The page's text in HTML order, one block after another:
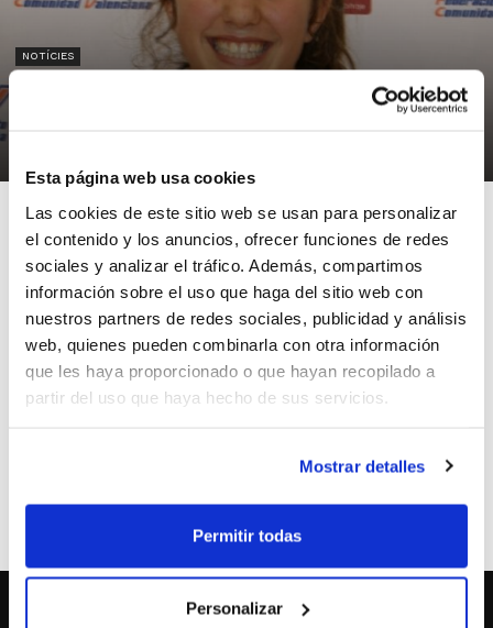
Esta página web usa cookies
Las cookies de este sitio web se usan para personalizar
el contenido y los anuncios, ofrecer funciones de redes
sociales y analizar el tráfico. Además, compartimos
información sobre el uso que haga del sitio web con
nuestros partners de redes sociales, publicidad y análisis
web, quienes pueden combinarla con otra información
que les haya proporcionado o que hayan recopilado a
partir del uso que haya hecho de sus servicios.
Mostrar detalles
Permitir todas
Personalizar
NOTÍCIES
Clara Ché, en la Pre-selección Sub-15
La jugadora del Ros Casares Valencia y de la Selección
Autonómica de la Comunidad, Clara Ché, ha sido
convocada en la Pre-selección Sub-15 Femenina.
Clara se concentrará durante cuatro días a comienzos
del mes de diciembre en Castelldefels para comenzar
selecciones de formación en el verano de 2012.